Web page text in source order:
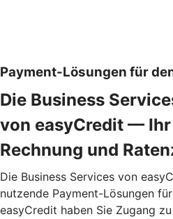
Payment-Lösungen für
Die Business
von easyCredit —
Rechnung und
Die Business Services von
nutzende Payment-Lösungen
easyCredit haben Sie Zugang